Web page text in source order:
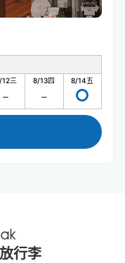
12三 8/13四 8/14五
寄物櫃
櫃行李